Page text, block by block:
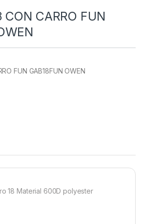
CON CARRO FUN
FUN GAB18FUN OWEN
18 Material 600D polyester